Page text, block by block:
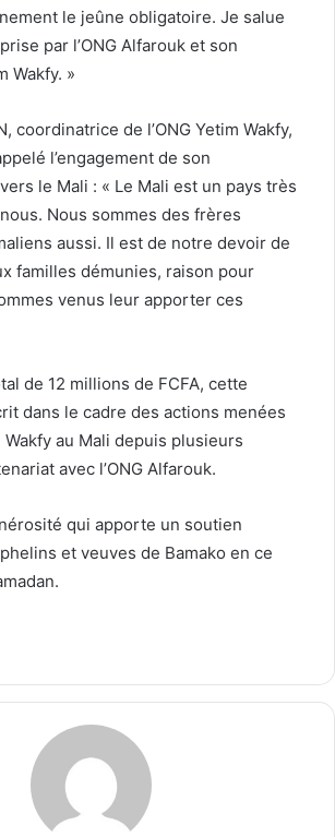
le jeûne obligatoire. Je salue
par l’ONG Alfarouk et son
Wakfy. »
coordinatrice de l’ONG Yetim Wakfy,
l’engagement de son
le Mali : « Le Mali est un pays très
Nous sommes des frères
aussi. Il est de notre devoir de
familles démunies, raison pour
venus leur apporter ces
de 12 millions de FCFA, cette
dans le cadre des actions menées
Wakfy au Mali depuis plusieurs
avec l’ONG Alfarouk.
qui apporte un soutien
et veuves de Bamako en ce